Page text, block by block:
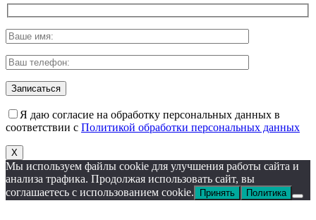
Я даю согласие на обработку персональных данных в
соответствии с Политикой обработки персональных данных
X
Мы используем файлы cookie для улучшения работы сайта и
анализа трафика. Продолжая использовать сайт, вы
соглашаетесь с использованием cookie.
Принять Политика